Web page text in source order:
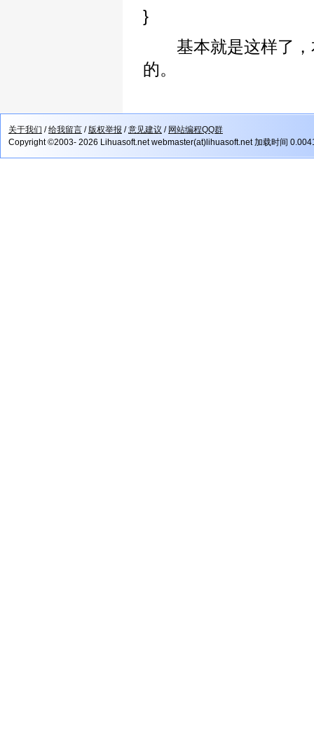
}
基本就是这样了，
的。
关于我们 /给我留言 /版权举报 /意见建议 / 网站编程QQ群
Copyright ©2003- 2026 Lihuasoft.net webmaster(at)lihuasoft.net 加载时间